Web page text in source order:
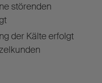
störenden
der Kälte erfolgt